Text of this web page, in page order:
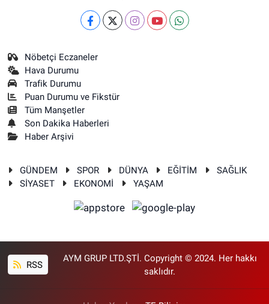
Nöbetçi Eczaneler
Hava Durumu
Trafik Durumu
Puan Durumu ve Fikstür
Tüm Manşetler
Son Dakika Haberleri
Haber Arşivi
GÜNDEM SPOR DÜNYA EĞİTİM
SAĞLIK
SİYASET
EKONOMİ YAŞAM
RSS
AYM GRUP LTD.ŞTİ. Copyright © 2024. Her hakkı
saklıdır.